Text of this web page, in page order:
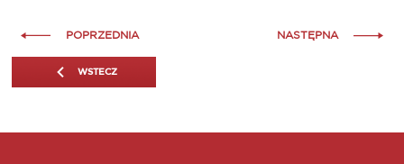
POPRZEDNIA NASTĘPNA
WSTECZ